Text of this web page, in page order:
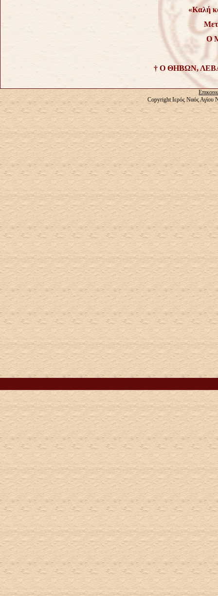
«Καλή
Ο
† Ο ΘΗΒΩΝ,
Copyright Ιερός Ναός Αγίου